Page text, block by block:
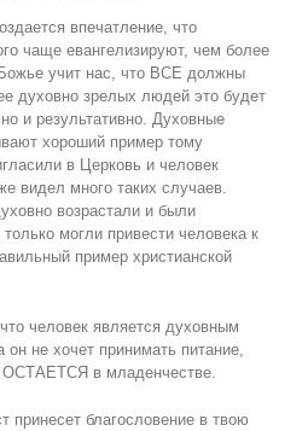
впечатление, что
чаще евангелизируют, чем более
учит нас, что ВСЕ должны
духовно зрелых людей это будет
и результативно. Духовные
хороший пример тому
в Церковь и человек
видел много таких случаев.
возрастали и были
могли привести человека к
пример христианской
человек является духовным
не хочет принимать питание,
ОСТАЕТСЯ в младенчестве.
принесет благословение в твою